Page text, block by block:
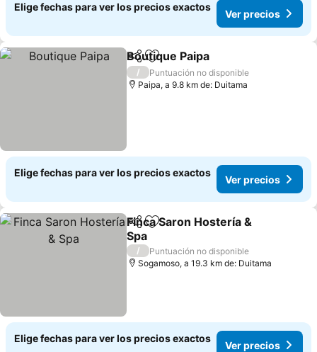
Elige fechas para ver los precios exactos
Ver precios
CompartirAgregar a favoritos
Boutique Paipa
/
Puntuación no disponible
Paipa, a 9.8 km de: Duitama
Elige fechas para ver los precios exactos
Ver precios
CompartirAgregar a favoritos
Finca Saron Hostería &
Spa
/
Puntuación no disponible
Sogamoso, a 19.3 km de: Duitama
Elige fechas para ver los precios exactos
Ver precios